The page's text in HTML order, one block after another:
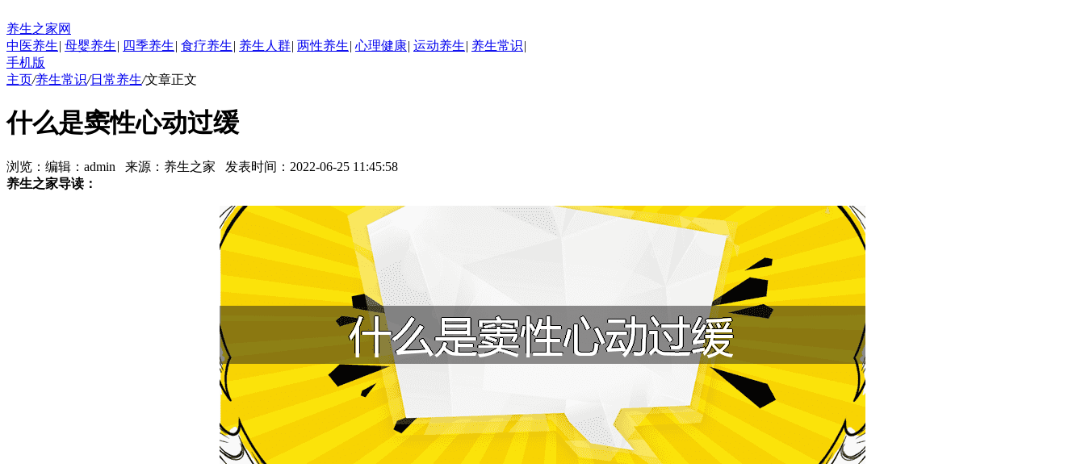
养生之家网
中医养生| 母婴养生| 四季养生| 食疗养生| 养生人群| 两性养生| 心理健康| 运动养生| 养生常识|
手机版
主页/养生常识/日常养生/文章正文
什么是窦性心动过缓
浏览： 编辑： admin 来源： 养生之家 发表时间：2022-06-25 11:45:58
养生之家导读：